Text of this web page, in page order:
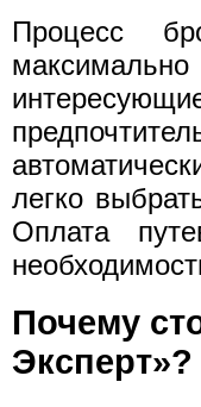
Процесс
легко
Оплата
Почему
Эксперт»?